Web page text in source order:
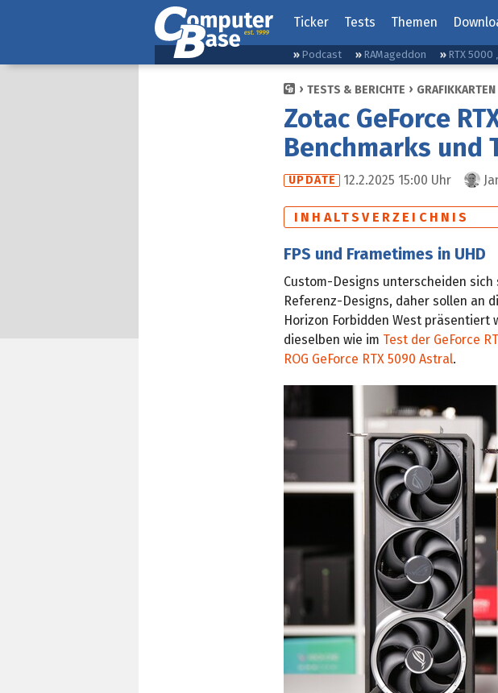
Ticker Tests Themen
Podcast RAMageddon RTX 5000
TESTS & BERICHTE GRAFIKKARTEN
Zotac GeForce
Benchmarks und
UPDATE 12.2.2025 15:00 Uhr
INHALTSVERZEICHNIS
FPS und Frametimes in UHD
Custom-Designs unterscheiden
Referenz-Designs, daher sollen an
Horizon Forbidden West präsentiert
dieselben wie im Test der GeForce
ROG GeForce RTX 5090 Astral.